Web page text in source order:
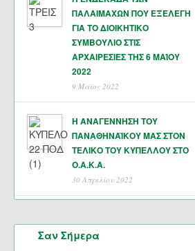
ΠΑΛΑΙΜΑΧΩΝ ΠΟΥ ΕΞΕΛΕΓΗ
ΓΙΑ ΤΟ ΔΙΟΙΚΗΤΙΚΟ
ΣΥΜΒΟΥΛΙΟ ΣΤΙΣ
ΑΡΧΑΙΡΕΣΙΕΣ ΤΗΣ 6 ΜΑΊΟΥ
2022
9 Μάϊος 2022
Η ΑΝΑΓΕΝΝΗΣΗ ΤΟΥ
ΠΑΝΑΘΗΝΑΪΚΟΥ ΜΑΣ ΣΤΟΝ
ΤΕΛΙΚΟ ΤΟΥ ΚΥΠΕΛΛΟΥ ΣΤΟ
Ο.Α.Κ.Α.
30 Απριλίου 2022
Σαν Σήμερα